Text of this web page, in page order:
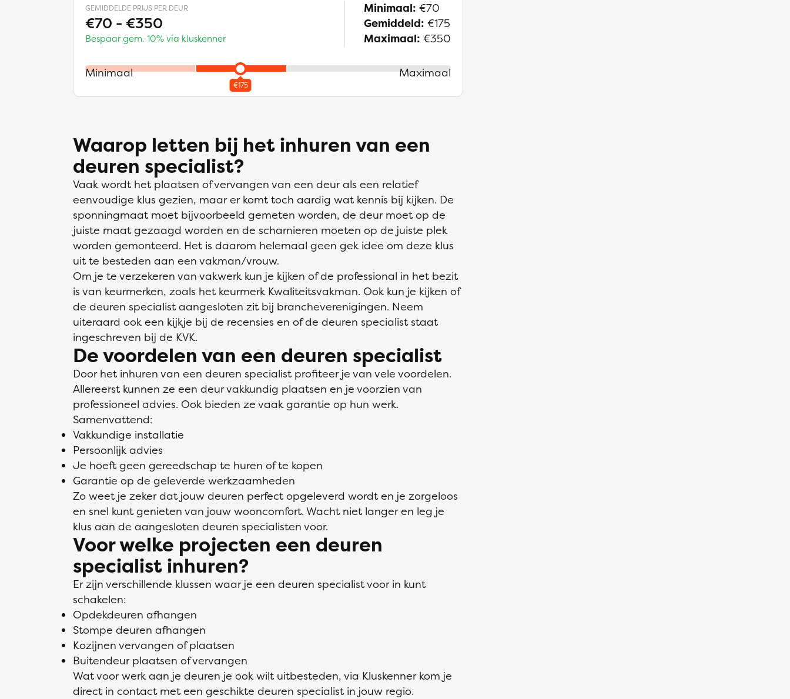
GEMIDDELDE PRIJS PER DEUR
€70 - €350
Bespaar gem. 10% via kluskenner
Minimaal: €70
Gemiddeld: €175
Maximaal: €350
Minimaal Maximaal
Waarop letten bij het inhuren van een
deuren specialist?
Vaak wordt het plaatsen of vervangen van een deur als een relatief
eenvoudige klus gezien, maar er komt toch aardig wat kennis bij kijken. De
sponningmaat moet bijvoorbeeld gemeten worden, de deur moet op de
juiste maat gezaagd worden en de scharnieren moeten op de juiste plek
worden gemonteerd. Het is daarom helemaal geen gek idee om deze klus
uit te besteden aan een vakman/vrouw.
Om je te verzekeren van vakwerk kun je kijken of de professional in het bezit
is van keurmerken, zoals het keurmerk Kwaliteitsvakman. Ook kun je kijken of
de deuren specialist aangesloten zit bij brancheverenigingen. Neem
uiteraard ook een kijkje bij de recensies en of de deuren specialist staat
ingeschreven bij de KVK.
De voordelen van een deuren specialist
Door het inhuren van een deuren specialist profiteer je van vele voordelen.
Allereerst kunnen ze een deur vakkundig plaatsen en je voorzien van
professioneel advies. Ook bieden ze vaak garantie op hun werk.
Samenvattend:
Vakkundige installatie
Persoonlijk advies
Je hoeft geen gereedschap te huren of te kopen
Garantie op de geleverde werkzaamheden
Zo weet je zeker dat jouw deuren perfect opgeleverd wordt en je zorgeloos
en snel kunt genieten van jouw wooncomfort. Wacht niet langer en leg je
klus aan de aangesloten deuren specialisten voor.
Voor welke projecten een deuren
specialist inhuren?
Er zijn verschillende klussen waar je een deuren specialist voor in kunt
schakelen:
Opdekdeuren afhangen
Stompe deuren afhangen
Kozijnen vervangen of plaatsen
Buitendeur plaatsen of vervangen
Wat voor werk aan je deuren je ook wilt uitbesteden, via Kluskenner kom je
direct in contact met een geschikte deuren specialist in jouw regio.